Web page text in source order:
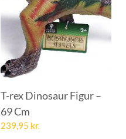
T-rex Dinosaur Figur –
69 Cm
239,95 kr.